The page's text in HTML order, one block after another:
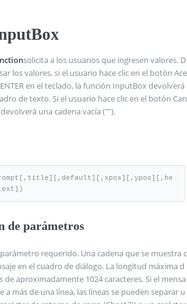
solicita a los usuarios que ingresen valores. D
los valores, si el usuario hace clic en el botón Ace
en el teclado, la función InputBox devolverá
de texto. Si el usuario hace clic en el botón Can
una cadena vacía ("").
de parámetros
requerido. Una cadena que se muestra c
en el cuadro de diálogo. La longitud máxima d
de aproximadamente 1024 caracteres. Si el mensa
a más de una línea, las líneas se pueden separar u